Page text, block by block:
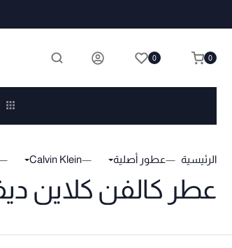
0 0
الرئيسية عطور أصلية Calvin Klein
عطر كالفن كلاين